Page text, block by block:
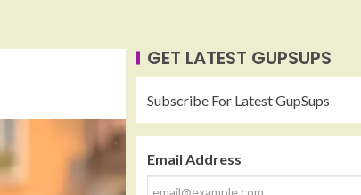
GET LATEST GUPSUPS
Subscribe For Latest GupSups
Email Address